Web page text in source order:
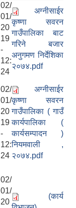
02/
01/
20
19
-
12:
24
अग्नीसाईर
कृष्णा सवरन
गाउँपालिका बाट
गरिने बजार
अनुगमण निर्देशिका
२०७४.pdf
02/
01/
20
19
-
12:
24
अग्नीसाईर
कृष्णा सवरन
गाउँपालिका ( गाउँ
कार्यपालिका (
कार्यसम्पादन )
नियमवाली ,
२०७४.pdf
02/
01/
20
(कार्य